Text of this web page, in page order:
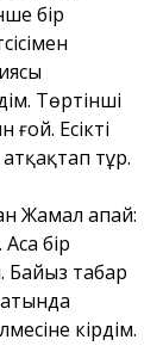
бір
Төртінші
Есікті
тұр.
Жамал апай:
бір
Байыз табар
кірдім.